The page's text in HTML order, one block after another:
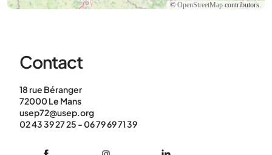
© OpenStreetMap contributors.
Contact
18 rue Béranger
72000 Le Mans
usep72@usep.org
02 43 39 27 25 - 06 79 69 71 39